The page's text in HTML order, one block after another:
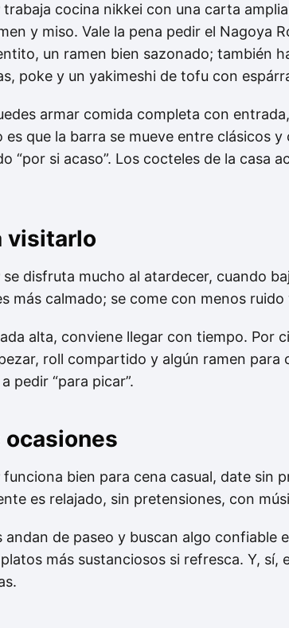
trabaja cocina nikkei con una carta
y miso. Vale la pena pedir el Nagoya
un ramen bien sazonado; también
poke y un yakimeshi de tofu con
armar comida completa con
que la barra se mueve entre clásicos
“por si acaso”. Los cocteles de la casa
visitarlo
se disfruta mucho al atardecer, cuando
más calmado; se come con menos
alta, conviene llegar con tiempo. Por
roll compartido y algún ramen para
pedir “para picar”.
funciona bien para cena casual, date sin
es relajado, sin pretensiones, con
de paseo y buscan algo confiable
más sustanciosos si refresca. Y, sí,